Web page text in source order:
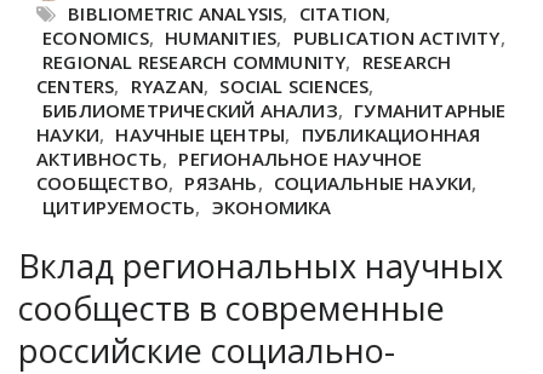
BIBLIOMETRIC ANALYSIS, CITATION,
ECONOMICS, HUMANITIES, PUBLICATION ACTIVITY,
REGIONAL RESEARCH COMMUNITY, RESEARCH
CENTERS, RYAZAN, SOCIAL SCIENCES,
БИБЛИОМЕТРИЧЕСКИЙ АНАЛИЗ, ГУМАНИТАРНЫЕ
НАУКИ, НАУЧНЫЕ ЦЕНТРЫ, ПУБЛИКАЦИОННАЯ
АКТИВНОСТЬ, РЕГИОНАЛЬНОЕ НАУЧНОЕ
СООБЩЕСТВО, РЯЗАНЬ, СОЦИАЛЬНЫЕ НАУКИ,
ЦИТИРУЕМОСТЬ, ЭКОНОМИКА
Вклад региональных научных
сообществ в современные
российские социально-